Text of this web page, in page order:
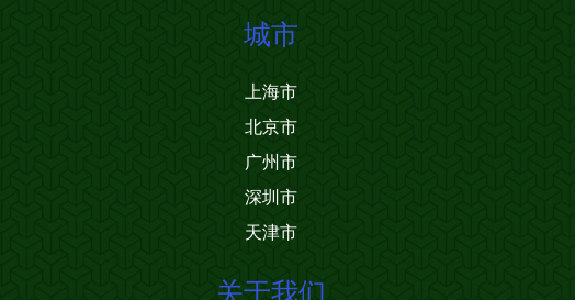
城市
上海市
北京市
广州市
深圳市
天津市
关于我们